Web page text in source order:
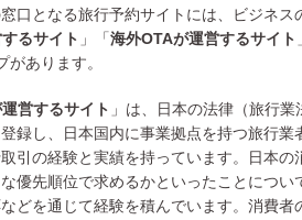
口となる旅行予約サイトには、ビジネ
るサイト 」「海外OTAが運営するサイト
があります。
営するサイト 」は、日本の法律（旅行
録し、日本国内に事業拠点を持つ旅行
引の経験と実績を持っています。日本
優先順位で求めるかといったことにつ
どを通じて経験を積んでいます。消費